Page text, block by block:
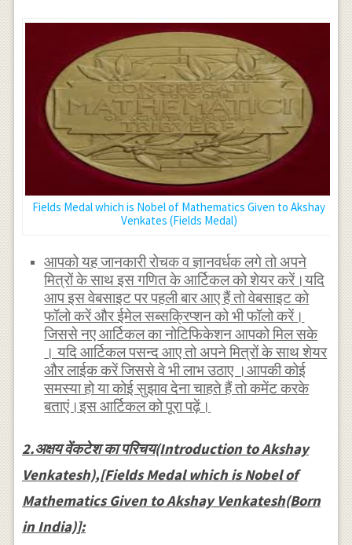
Fields Medal which is Nobel of Mathematics Given to Akshay
Venkates (Fields Medal)
आपको यह जानकारी रोचक व ज्ञानवर्धक लगे तो अपने
मित्रों के साथ इस गणित के आर्टिकल को शेयर करें।यदि
आप इस वेबसाइट पर पहली बार आए हैं तो वेबसाइट को
फॉलो करें और ईमेल सब्सक्रिप्शन को भी फॉलो करें।
जिससे नए आर्टिकल का नोटिफिकेशन आपको मिल सके
। यदि आर्टिकल पसन्द आए तो अपने मित्रों के साथ शेयर
और लाईक करें जिससे वे भी लाभ उठाए ।आपकी कोई
समस्या हो या कोई सुझाव देना चाहते हैं तो कमेंट करके
बताएं।इस आर्टिकल को पूरा पढ़ें।
2.अक्षय वेंकटेश का परिचय(Introduction to Akshay
Venkatesh),[Fields Medal which is Nobel of
Mathematics Given to Akshay Venkatesh(Born
in India)]: